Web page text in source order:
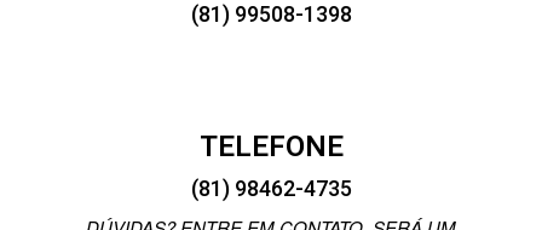
(81) 99508-1398
TELEFONE
(81) 98462-4735